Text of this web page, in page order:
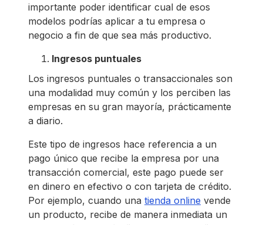
importante poder identificar cual de esos
modelos podrías aplicar a tu empresa o
negocio a fin de que sea más productivo.
Ingresos puntuales
Los ingresos puntuales o transaccionales son
una modalidad muy común y los perciben las
empresas en su gran mayoría, prácticamente
a diario.
Este tipo de ingresos hace referencia a un
pago único que recibe la empresa por una
transacción comercial, este pago puede ser
en dinero en efectivo o con tarjeta de crédito.
Por ejemplo, cuando una tienda online vende
un producto, recibe de manera inmediata un